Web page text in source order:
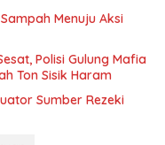
Menuju Aksi
Polisi Gulung Mafia
Ton Sisik Haram
Sumber Rezeki